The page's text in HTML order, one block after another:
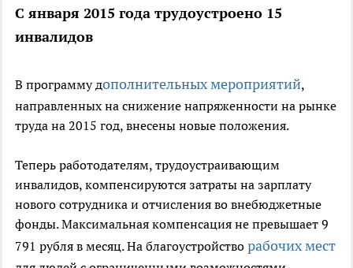
С января 2015 года трудоустроено 15
инвалидов
В программу дополнительных мероприятий,
направленных на снижение напряженности на рынке
труда на 2015 год, внесены новые положения.
Теперь работодателям, трудоустраивающим
инвалидов, компенсируются затраты на зарплату
нового сотрудника и отчисления во внебюджетные
фонды. Максимальная компенсация не превышает 9
791 рубля в месяц. На благоустройство рабочих мест